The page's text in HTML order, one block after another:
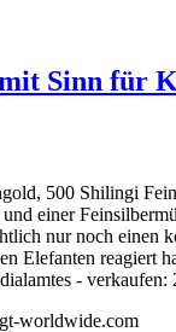
Sinn für
500 Shilingi
einer
nur noch einen
Elefanten reagiert
-
worldwide.com